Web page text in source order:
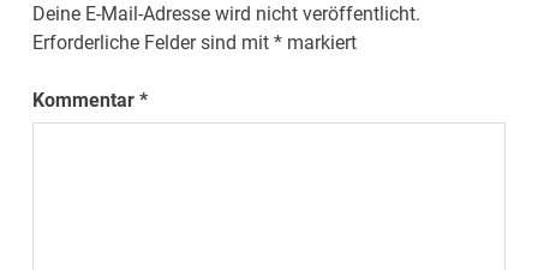
Deine E-Mail-Adresse wird nicht veröffentlicht.
Erforderliche Felder sind mit* markiert
Kommentar*